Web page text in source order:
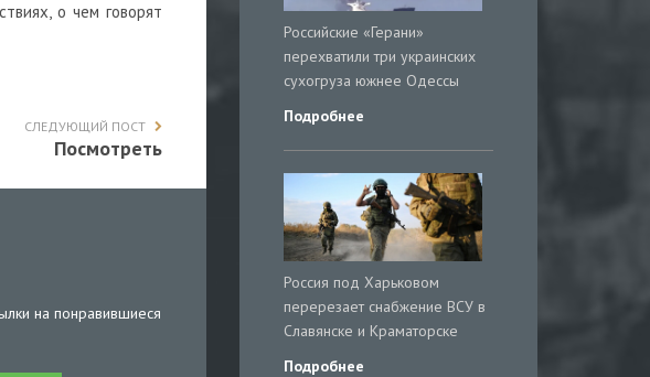
о чем говорят
СЛЕДУЮЩИЙ ПОСТ
Посмотреть
на понравившиеся
Российские «Герани»
перехватили три украинских
сухогруза южнее Одессы
Подробнее
Россия под Харьковом
перерезает снабжение ВСУ в
Славянске и Краматорске
Подробнее